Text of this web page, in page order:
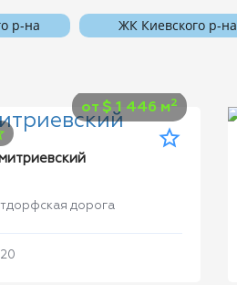
р-на ЖК Киевского р-на
от $ 1 446 м2
дорога